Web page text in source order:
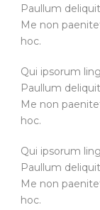
Paullum
Me non
hoc.
Qui ipsorum
Paullum
Me non
hoc.
Qui ipsorum
Paullum
Me non
hoc.